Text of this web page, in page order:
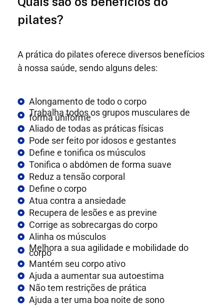
pilates?
A prática do pilates oferece diversos benefícios
à nossa saúde, sendo alguns deles:
Alongamento de todo o corpo
Trabalha todos os grupos musculares de
forma uniforme
Aliado de todas as práticas físicas
Pode ser feito por idosos e gestantes
Define e tonifica os músculos
Tonifica o abdômen de forma suave
Reduz a tensão corporal
Define o corpo
Atua contra a ansiedade
Recupera de lesões e as previne
Corrige as sobrecargas do corpo
Alinha os músculos
Melhora a sua agilidade e mobilidade do
corpo
Mantém seu corpo ativo
Ajuda a aumentar sua autoestima
Não tem restrições de prática
Ajuda a ter uma boa noite de sono